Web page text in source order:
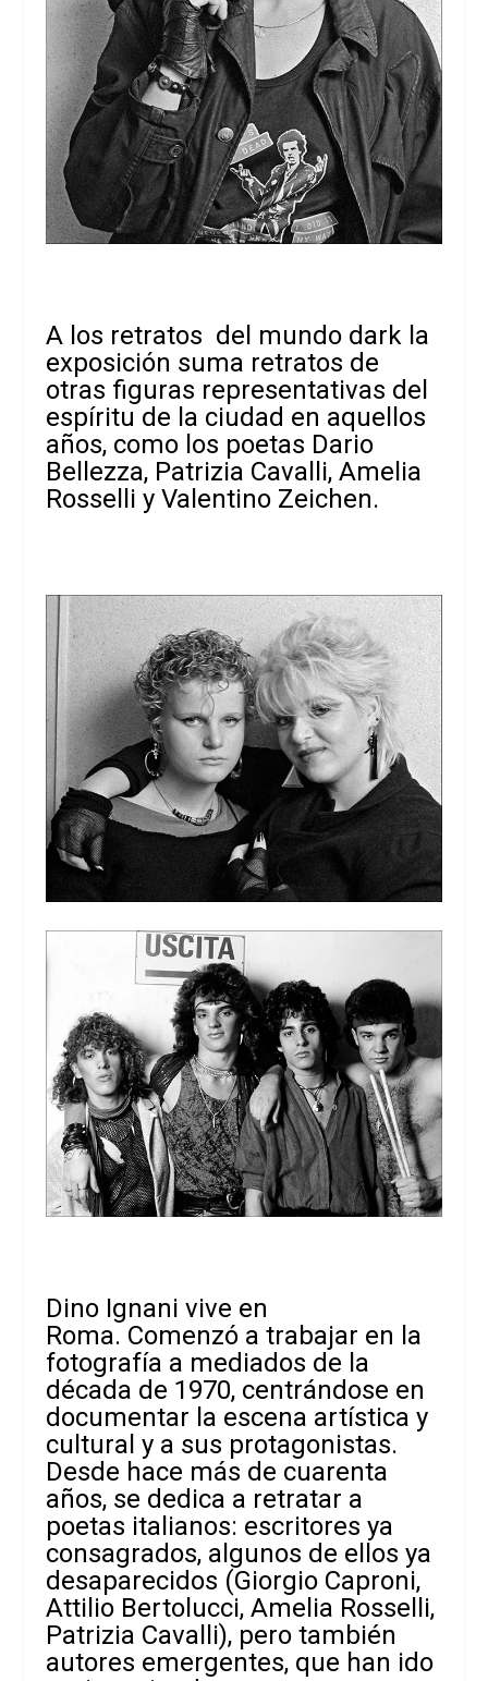
A los retratos del mundo dark la
exposición suma retratos de
otras figuras representativas del
espíritu de la ciudad en aquellos
años, como los poetas Dario
Bellezza, Patrizia Cavalli, Amelia
Rosselli y Valentino Zeichen.
Dino Ignani vive en
Roma. Comenzó a trabajar en la
fotografía a mediados de la
década de 1970, centrándose en
documentar la escena artística y
cultural y a sus protagonistas.
Desde hace más de cuarenta
años, se dedica a retratar a
poetas italianos: escritores ya
consagrados, algunos de ellos ya
desaparecidos (Giorgio Caproni,
Attilio Bertolucci, Amelia Rosselli,
Patrizia Cavalli), pero también
autores emergentes, que han ido